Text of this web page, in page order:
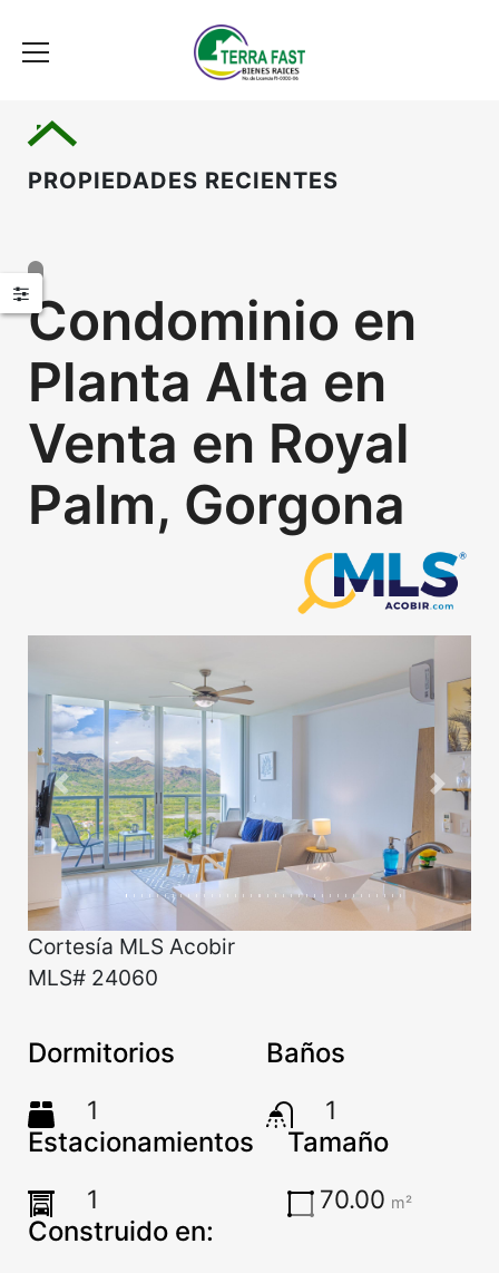
PROPIEDADES RECIENTES
Condominio en
Planta Alta en
Venta en Royal
Palm, Gorgona
Previous Next
Cortesía MLS Acobir
MLS# 24060
Dormitorios
1
Baños
1
Estacionamientos
1
Tamaño
70.00 m²
Construido en: